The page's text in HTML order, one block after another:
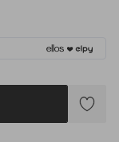
Lisää